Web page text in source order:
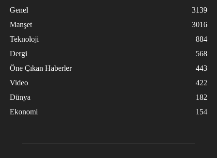
Genel
3139
Manşet
3016
Teknoloji
884
Dergi
568
Öne Çıkan Haberler
443
Video
422
Dünya
182
Ekonomi
154